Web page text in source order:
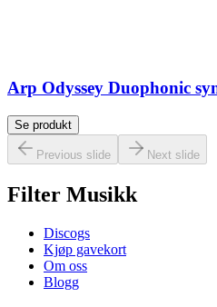
Arp Odyssey Duophonic
Se produkt
Previous slide Next slide
Filter Musikk
Discogs
Kjøp gavekort
Om oss
Blogg